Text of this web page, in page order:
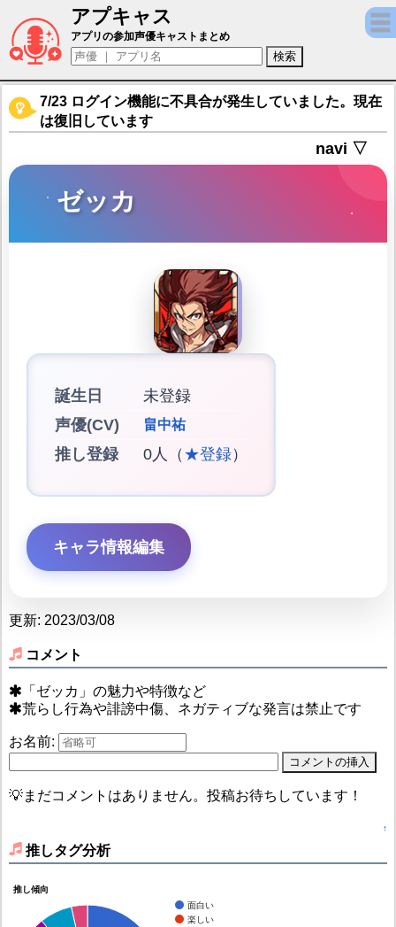
アプキャス
ゼッカ（声優：畠中祐)【神式一閃 カムライ
アプリの参加声優キャストまとめ
7/23 ログイン機能に不具合が発生していました。現在
は復旧しています
navi ▽
ゼッカ
誕生日
未登録
声優(CV)
畠中祐
推し登録 0人（ ★登録）
キャラ情報編集
更新: 2023/03/08
コメント
「ゼッカ」の魅力や特徴など
荒らし行為や誹謗中傷、ネガティブな発言は禁止です
お名前:
💡まだコメントはありません。投稿お待ちしています！
↑
推しタグ分析
推し傾向
面白い
楽しい